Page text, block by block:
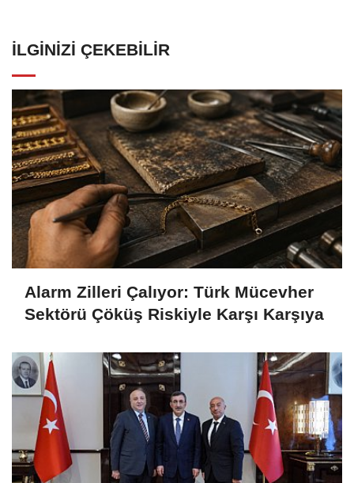
İLGINIZI ÇEKEBILIR
Alarm Zilleri Çalıyor: Türk Mücevher
Sektörü Çöküş Riskiyle Karşı Karşıya